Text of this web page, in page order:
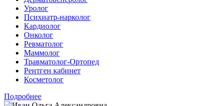
Уролог
Психиатр-нарколог
Кардиолог
Онколог
Ревматолог
Маммолог
Травматолог-Ортопед
Рентген кабинет
Косметолог
Подробнее